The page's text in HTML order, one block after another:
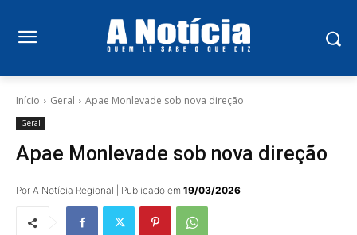
Início Geral Apae Monlevade sob nova direção
Geral
Apae Monlevade sob nova direção
Por A Notícia Regional | Publicado em 19/03/2026